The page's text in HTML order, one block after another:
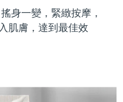
身一變，緊緻按摩，
肌膚，達到最佳效
massage
on-the-go
smoothing device
red light therapy
預計送達日期13/08/2026